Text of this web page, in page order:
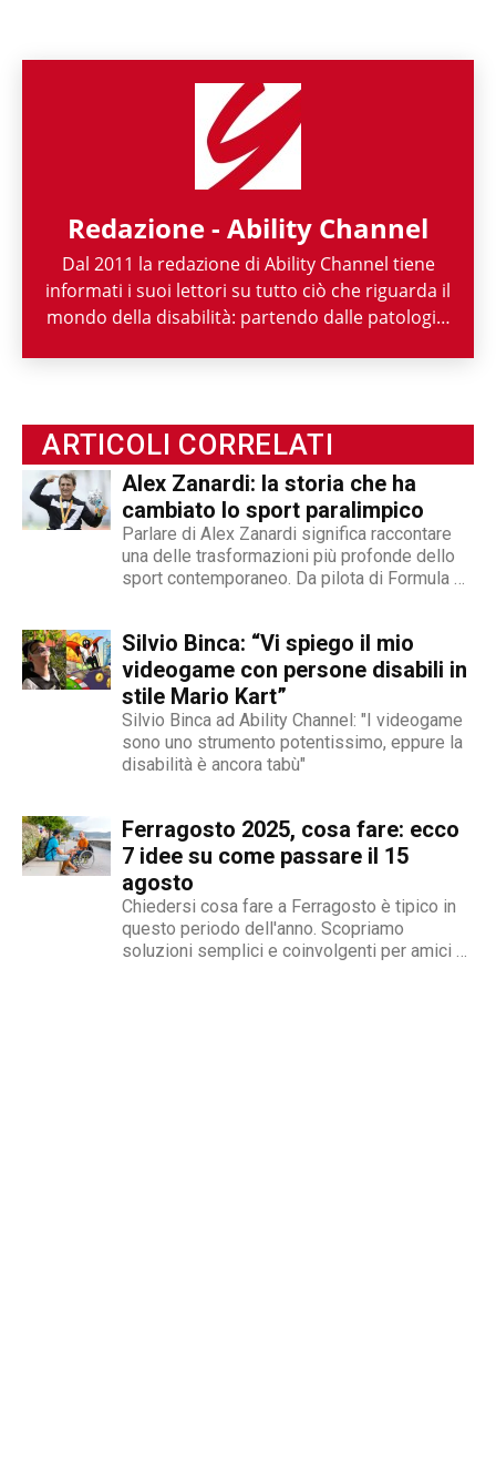
Redazione - Ability Channel
Dal 2011 la redazione di Ability Channel tiene
informati i suoi lettori su tutto ciò che riguarda il
mondo della disabilità: partendo dalle patologie,
l'approccio positivo alla disabilità, una risorsa
fondamentale della nostra società.
ARTICOLI CORRELATI
Alex Zanardi: la storia che ha
cambiato lo sport paralimpico
Parlare di Alex Zanardi significa raccontare
una delle trasformazioni più profonde dello
sport contemporaneo. Da pilota di Formula 1
racconto di Abilitychannel. Dalla Formula 1
all’handbike: cosa è successo Il 15
settembre 2001,...
Silvio Binca: “Vi spiego il mio
videogame con persone disabili in
stile Mario Kart”
Silvio Binca ad Ability Channel: "I videogame
sono uno strumento potentissimo, eppure la
disabilità è ancora tabù"
Ferragosto 2025, cosa fare: ecco
7 idee su come passare il 15
agosto
Chiedersi cosa fare a Ferragosto è tipico in
questo periodo dell'anno. Scopriamo
soluzioni semplici e coinvolgenti per amici e